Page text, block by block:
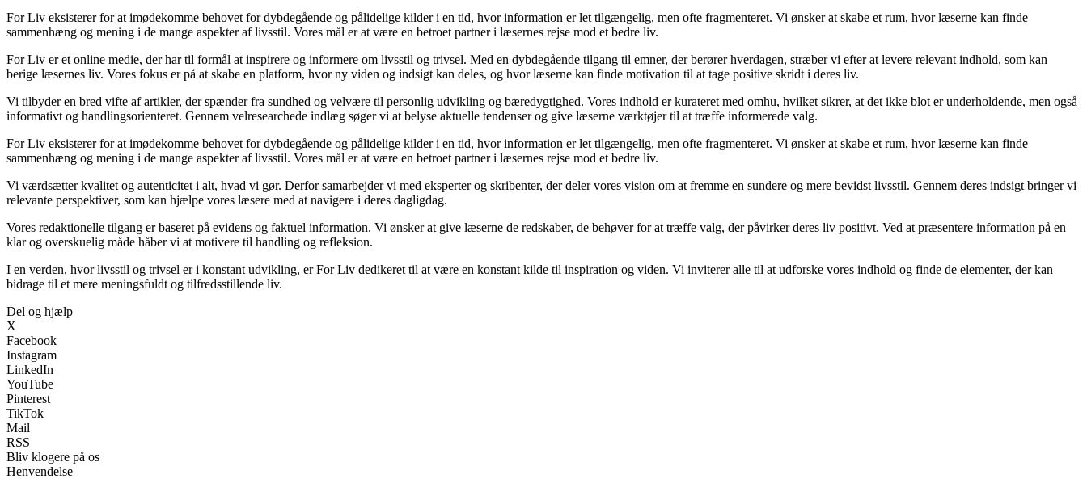
For Liv eksisterer for at imødekomme behovet for dybdegående og pålidelige kilder i en tid, hvor information er let tilgængelig, men ofte fragmenteret. Vi ønsker at skabe et rum, hvor læserne kan finde
sammenhæng og mening i de mange aspekter af livsstil. Vores mål er at være en betroet partner i læsernes rejse mod et bedre liv.
For Liv er et online medie, der har til formål at inspirere og informere om livsstil og trivsel. Med en dybdegående tilgang til emner, der berører hverdagen, stræber vi efter at levere relevant indhold, som kan
berige læsernes liv. Vores fokus er på at skabe en platform, hvor ny viden og indsigt kan deles, og hvor læserne kan finde motivation til at tage positive skridt i deres liv.
Vi tilbyder en bred vifte af artikler, der spænder fra sundhed og velvære til personlig udvikling og bæredygtighed. Vores indhold er kurateret med omhu, hvilket sikrer, at det ikke blot er underholdende, men også
informativt og handlingsorienteret. Gennem velresearchede indlæg søger vi at belyse aktuelle tendenser og give læserne værktøjer til at træffe informerede valg.
For Liv eksisterer for at imødekomme behovet for dybdegående og pålidelige kilder i en tid, hvor information er let tilgængelig, men ofte fragmenteret. Vi ønsker at skabe et rum, hvor læserne kan finde
sammenhæng og mening i de mange aspekter af livsstil. Vores mål er at være en betroet partner i læsernes rejse mod et bedre liv.
Vi værdsætter kvalitet og autenticitet i alt, hvad vi gør. Derfor samarbejder vi med eksperter og skribenter, der deler vores vision om at fremme en sundere og mere bevidst livsstil. Gennem deres indsigt bringer vi
relevante perspektiver, som kan hjælpe vores læsere med at navigere i deres dagligdag.
Vores redaktionelle tilgang er baseret på evidens og faktuel information. Vi ønsker at give læserne de redskaber, de behøver for at træffe valg, der påvirker deres liv positivt. Ved at præsentere information på en
klar og overskuelig måde håber vi at motivere til handling og refleksion.
I en verden, hvor livsstil og trivsel er i konstant udvikling, er For Liv dedikeret til at være en konstant kilde til inspiration og viden. Vi inviterer alle til at udforske vores indhold og finde de elementer, der kan
bidrage til et mere meningsfuldt og tilfredsstillende liv.
Del og hjælp
X
Facebook
Instagram
LinkedIn
YouTube
Pinterest
TikTok
Mail
RSS
Bliv klogere på os
Henvendelse